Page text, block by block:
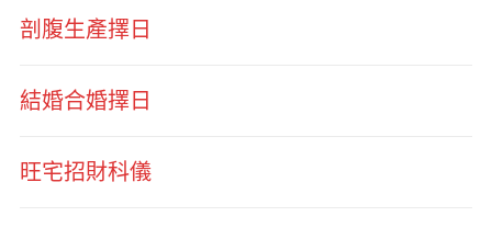
剖腹生產擇日
結婚合婚擇日
旺宅招財科儀